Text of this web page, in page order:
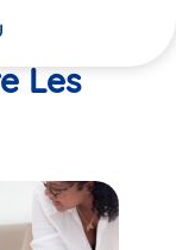
Les